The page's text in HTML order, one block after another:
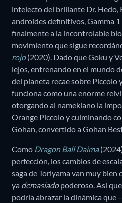
intelecto del brillante Dr. Hedo,
androides definitivos, Gamma
finalmente a la incontrolable
movimiento que sigue
rojo(2020). Dado que Goku y
lejos, entrenando en el mundo
del planeta recae sobre Piccolo
funciona como una enorme
otorgando al namekiano la
Orange Piccolo y culminando
Gohan, convertido a Gohan
Como Dragon Ball Daima
perfección, los cambios de
saga de Toriyama van muy
ya demasiadopoderoso. Así
podría abrazar la dinámica que